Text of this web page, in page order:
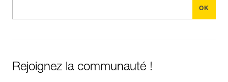
Rejoignez la communauté !